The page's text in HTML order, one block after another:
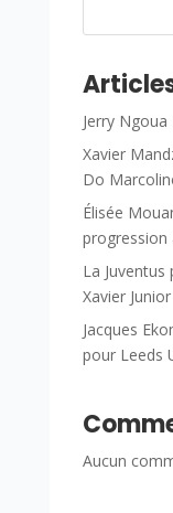
Jerry
Xavier
Do
Élisée
progression
La
Xavier
Jacques
pour Leeds
Aucun